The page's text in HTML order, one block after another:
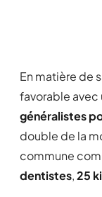
En matière de
favorable avec
généralistes
double de la
commune
dentistes,25